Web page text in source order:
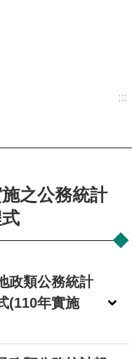
:::
之公務統計
政類公務統計
(110年實施